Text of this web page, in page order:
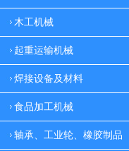
木工机械
起重运输机械
焊接设备及材料
食品加工机械
轴承、工业轮、橡胶制品